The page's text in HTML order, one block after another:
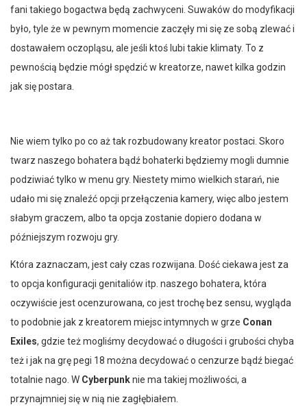
fani takiego bogactwa będą zachwyceni. Suwaków do modyfikacji
było, tyle że w pewnym momencie zaczęły mi się ze sobą zlewać i
dostawałem oczopląsu, ale jeśli ktoś lubi takie klimaty. To z
pewnością będzie mógł spędzić w kreatorze, nawet kilka godzin
jak się postara.
Nie wiem tylko po co aż tak rozbudowany kreator postaci. Skoro
twarz naszego bohatera bądź bohaterki będziemy mogli dumnie
podziwiać tylko w menu gry. Niestety mimo wielkich starań, nie
udało mi się znaleźć opcji przełączenia kamery, więc albo jestem
słabym graczem, albo ta opcja zostanie dopiero dodana w
późniejszym rozwoju gry.
Która zaznaczam, jest cały czas rozwijana. Dość ciekawa jest za
to opcja konfiguracji genitaliów itp. naszego bohatera, która
oczywiście jest ocenzurowana, co jest trochę bez sensu, wygląda
to podobnie jak z kreatorem miejsc intymnych w grze Conan
Exiles, gdzie też mogliśmy decydować o długości i grubości chyba
też i jak na grę pegi 18 można decydować o cenzurze bądź biegać
totalnie nago. W Cyberpunknie ma takiej możliwości, a
przynajmniej się w nią nie zagłębiałem.